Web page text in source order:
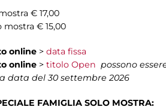
€ 17,00
€ 15,00
online > data fissa
online > titolo Open possono
data del 30 settembre 2026
FAMIGLIA SOLO MOSTRA: